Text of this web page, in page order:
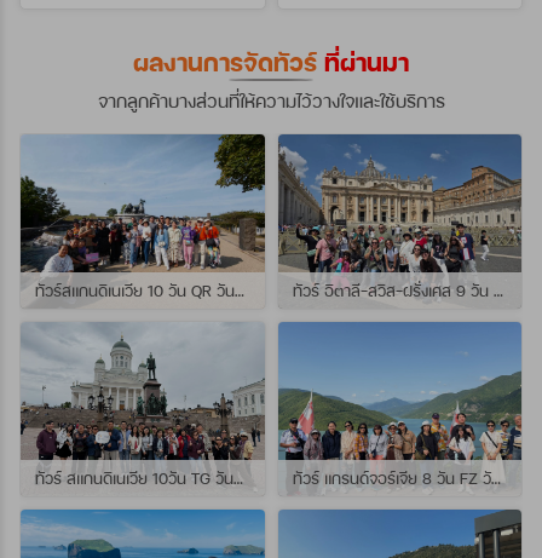
ผลงานการจัดทัวร์ ที่ผ่านมา
จากลูกค้าบางส่วนที่ให้ความไว้วางใจและใช้บริการ
ทัวร์สแกนดิเนเวีย 10 วัน QR วันที่ 23 กรกฏาคม - 01 สิงหาคม 2569 เดินทางกับไกด์พี่จุ้ย และ พี่กั้ง ทัวร์ อิตาลี-สวิส-ฝรั่งเศส 9 วัน QR วันที่ 24 กรกฏาคม - 01 สิงหาคม 2569 เดินทางกับไกด์พี่เช
ทัวร์ สแกนดิเนเวีย 10วัน TG วันที่ 24 กรกฏาคม - 02 สิงหาคม 2569 เดินทางกับไกด์พี่ยอร์ช ทัวร์ แกรนด์จอร์เจีย 8 วัน FZ วันที่ 26 กรกฎาคม - 02 สิงหาคม 2569 เดินทางกับไกด์พี่โจ๊ก